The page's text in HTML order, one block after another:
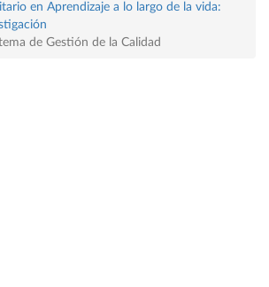
en Aprendizaje a lo largo de la vida:
de Gestión de la Calidad